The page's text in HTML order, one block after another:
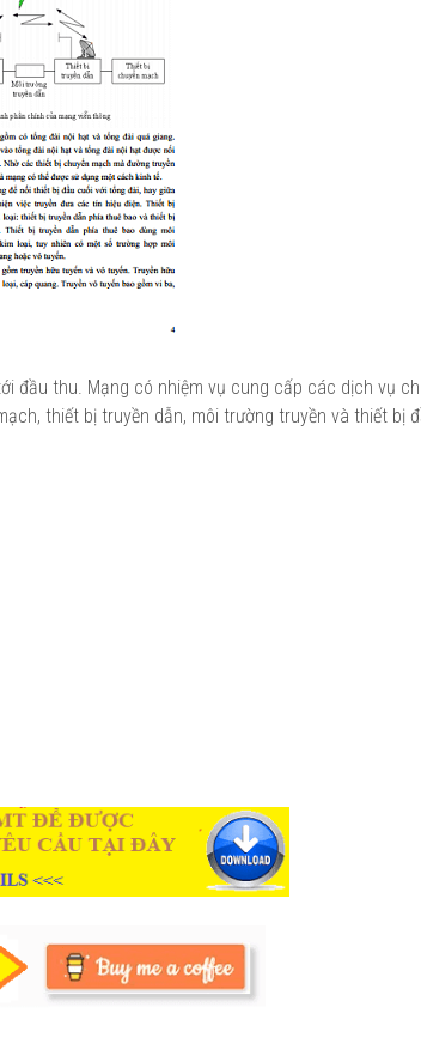
đầu thu. Mạng có nhiệm vụ cung cấp các dịch vụ
thiết bị truyền dẫn, môi trường truyền và thiết bị